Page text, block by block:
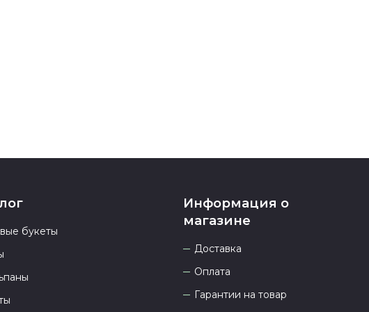
букеты
Информация о
магазине
Доставка
Оплата
Гарантии на товар